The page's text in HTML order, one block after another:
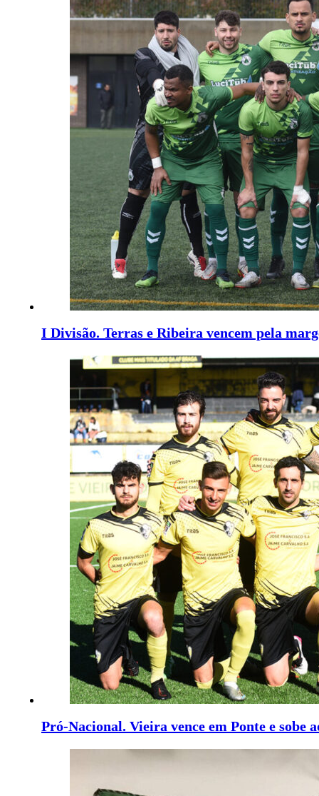
I Divisão. Terras e Ribeira vencem pela
Pró-Nacional. Vieira vence em Ponte e sobe